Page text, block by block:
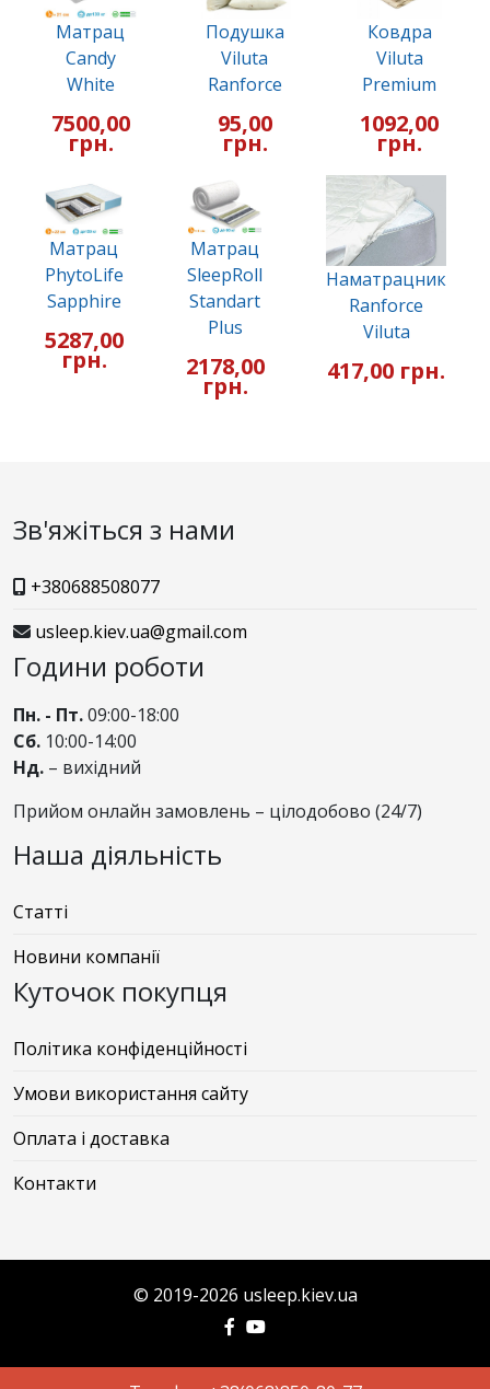
Матрац
Candy
White
7500,00
грн.
Подушка
Viluta
Ranforce
95,00
грн.
Ковдра
Viluta
Premium
1092,00
грн.
Матрац
PhytoLife
Sapphire
5287,00
грн.
Матрац
SleepRoll
Standart
Plus
2178,00
грн.
Наматрацник
Ranforce
Viluta
417,00 грн.
Зв'яжіться з нами
+380688508077
usleep.kiev.ua@gmail.com
Години роботи
Пн. - Пт.09:00-18:00
Сб. 10:00-14:00
Нд. – вихідний
Прийом онлайн замовлень – цілодобово (24/7)
Наша діяльність
Статті
Новини компанії
Куточок покупця
Політика конфіденційності
Умови використання сайту
Оплата і доставка
Контакти
© 2019-2026 usleep.kiev.ua